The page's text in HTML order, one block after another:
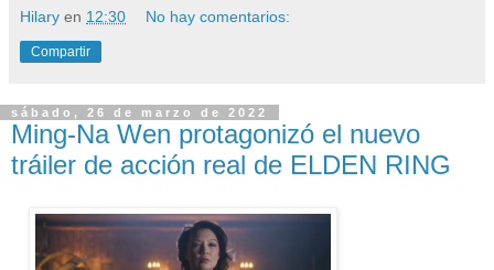
Hilary en 12:30 No hay comentarios:
Compartir
sábado, 26 de marzo de 2022
Ming-Na Wen protagonizó el nuevo
tráiler de acción real de ELDEN RING